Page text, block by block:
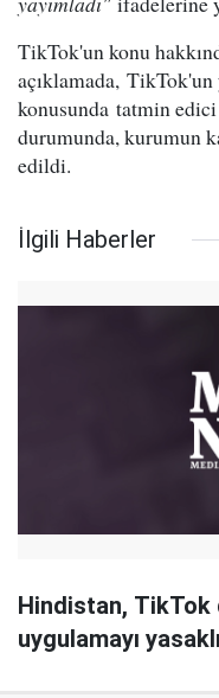
TikTok'un konu
açıklamada, TikTok'un
konusunda tatmin
durumunda, kurumun
edildi.
İlgili Haberler
Hindistan, TikTok
uygulamayı